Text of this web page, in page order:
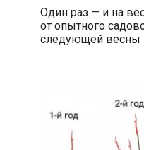
Один раз — и на
от опытного
следующей весны